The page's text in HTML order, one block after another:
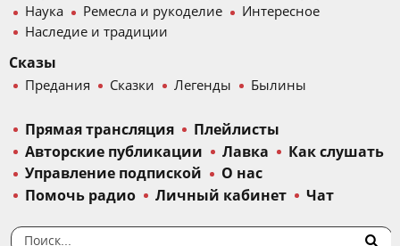
Наука
Ремесла и рукоделие
Интересное
Наследие и традиции
Сказы
Предания Сказки Легенды Былины
Прямая трансляция
Плейлисты
Авторские публикации
Лавка
Как слушать
Управление подпиской
О нас
Помочь радио
Личный кабинет Чат